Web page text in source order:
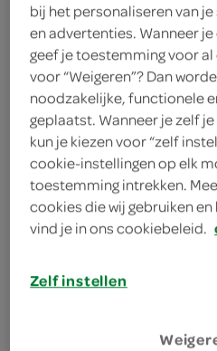
Let op: aanbiedingen zijn
producten, maar worden
verwerkt in de
Buiten bereik van
bij het personaliseren van
en advertenties. Wanneer
geef je toestemming voor al
voor “Weigeren”? Dan
noodzakelijke, functionele
geplaatst. Wanneer je zelf
kun je kiezen voor “zelf
cookie-instellingen op elk
toestemming intrekken.
cookies die wij gebruiken
vind je in ons cookiebeleid.
Zelf instellen